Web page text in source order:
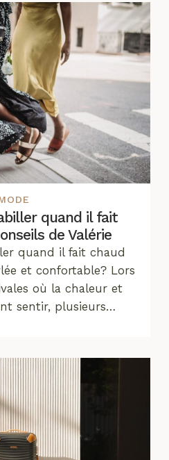
quand il fait
de Valérie
quand il fait chaud
et confortable? Lors
où la chaleur et
sentir, plusieurs…